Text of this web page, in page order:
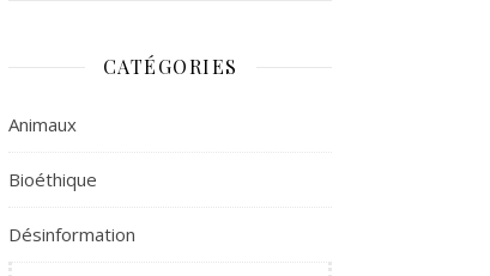
CATÉGORIES
Animaux
Bioéthique
Désinformation